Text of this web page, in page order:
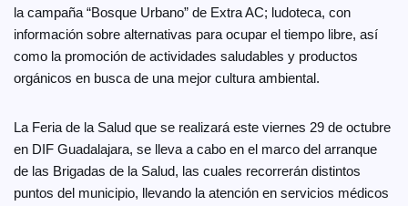
la campaña “Bosque Urbano” de Extra AC; ludoteca, con
información sobre alternativas para ocupar el tiempo libre, así
como la promoción de actividades saludables y productos
orgánicos en busca de una mejor cultura ambiental.
La Feria de la Salud que se realizará este viernes 29 de octubre
en DIF Guadalajara, se lleva a cabo en el marco del arranque
de las Brigadas de la Salud, las cuales recorrerán distintos
puntos del municipio, llevando la atención en servicios médicos